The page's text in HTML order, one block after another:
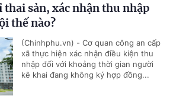
thai sản, xác nhận thu nhập
thế nào?
(Chinhphu.vn) - Cơ quan công an cấp
xã thực hiện xác nhận điều kiện thu
nhập đối với khoảng thời gian người
kê khai đang không ký hợp đồng...